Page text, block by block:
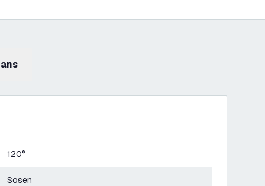
120°
Sosen